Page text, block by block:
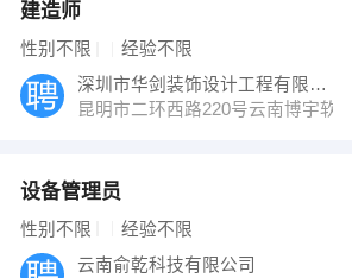
建造师
性别不限 经验不限
深圳市华剑装饰设计工程有限公司云南分公司
昆明市二环西路220号云南博宇软
设备管理员
性别不限 经验不限
云南俞乾科技有限公司